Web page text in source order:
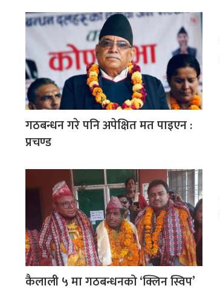
गठबन्धन गरे पनि अपेक्षित मत पाइएन :
प्रचण्ड
कैलाली ५ मा गठबन्धनको ‘क्लिन स्विप’